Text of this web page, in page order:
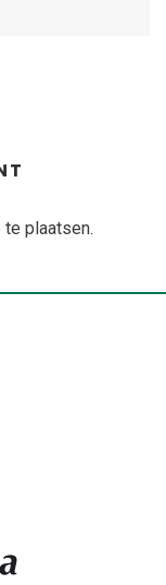
plaatsen.